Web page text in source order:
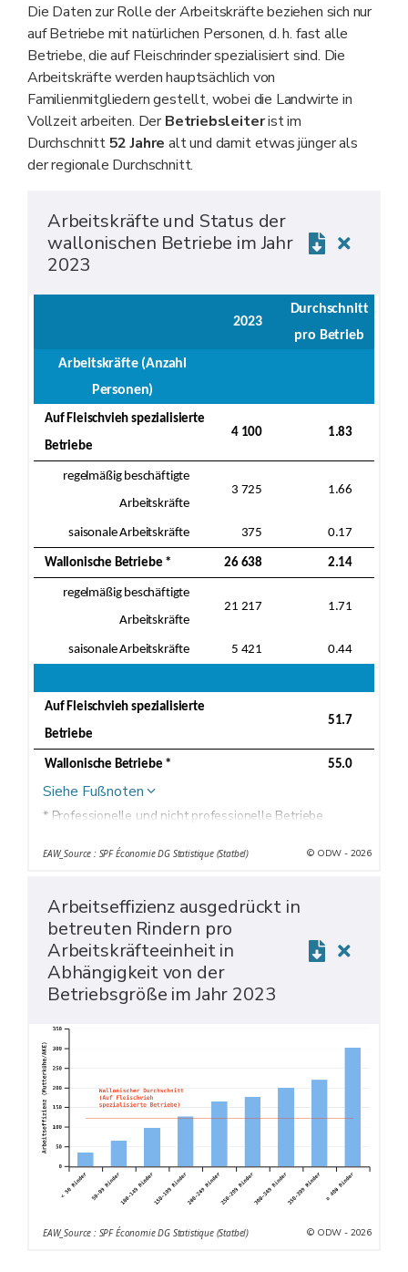
Die Daten zur Rolle der Arbeitskräfte beziehen sich nur
auf Betriebe mit natürlichen Personen, d. h. fast alle
Betriebe, die auf Fleischrinder spezialisiert sind. Die
Arbeitskräfte werden hauptsächlich von
Familienmitgliedern gestellt, wobei die Landwirte in
Vollzeit arbeiten. DerBetriebsleiterist im
Durchschnitt52 Jahre alt und damit etwas jünger als
der regionale Durchschnitt.
Arbeitskräfte und Status der
wallonischen Betriebe im Jahr
2023
2023
Durchschnitt
pro Betrieb
Arbeitskräfte (Anzahl
Personen)
Auf Fleischvieh spezialisierte
Betriebe
4 100 1.83
regelmäßig beschäftigte
Arbeitskräfte
3 725 1.66
saisonale Arbeitskräfte 375 0.17
Wallonische Betriebe * 26 638 2.14
regelmäßig beschäftigte
Arbeitskräfte
21 217 1.71
saisonale Arbeitskräfte 5 421 0.44
Auf Fleischvieh spezialisierte
Betriebe
51.7
Wallonische Betriebe * 55.0
Siehe Fußnoten
* Professionelle und nicht professionelle Betriebe
EAW_Source : SPF Économie DG Statistique (Statbel) © ODW - 2026
Arbeitseffizienz ausgedrückt in
betreuten Rindern pro
Arbeitskräfteeinheit in
Abhängigkeit von der
Betriebsgröße im Jahr 2023
EAW_Source : SPF Économie DG Statistique (Statbel) © ODW - 2026